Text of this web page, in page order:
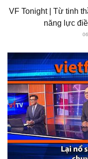
VF Tonight | Từ tinh
năng lực